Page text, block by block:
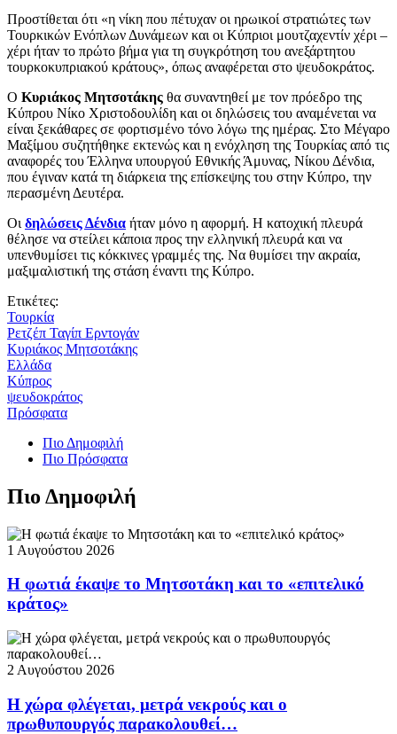
Προστίθεται ότι «η νίκη που πέτυχαν οι ηρωικοί στρατιώτες των
Τουρκικών Ενόπλων Δυνάμεων και οι Κύπριοι μουτζαχεντίν χέρι –
χέρι ήταν το πρώτο βήμα για τη συγκρότηση του ανεξάρτητου
τουρκοκυπριακού κράτους», όπως αναφέρεται στο ψευδοκράτος.
Ο Κυριάκος Μητσοτάκης θα συναντηθεί με τον πρόεδρο της
Κύπρου Νίκο Χριστοδουλίδη και οι δηλώσεις του αναμένεται να
είναι ξεκάθαρες σε φορτισμένο τόνο λόγω της ημέρας. Στο Μέγαρο
Μαξίμου συζητήθηκε εκτενώς και η ενόχληση της Τουρκίας από τις
αναφορές του Έλληνα υπουργού Εθνικής Άμυνας, Νίκου Δένδια,
που έγιναν κατά τη διάρκεια της επίσκεψης του στην Κύπρο, την
περασμένη Δευτέρα.
Οι δηλώσεις Δένδια ήταν μόνο η αφορμή. Η κατοχική πλευρά
θέλησε να στείλει κάποια προς την ελληνική πλευρά και να
υπενθυμίσει τις κόκκινες γραμμές της. Να θυμίσει την ακραία,
μαξιμαλιστική της στάση έναντι της Κύπρο.
Ετικέτες:
Τουρκία
Ρετζέπ Ταγίπ Ερντογάν
Κυριάκος Μητσοτάκης
Ελλάδα
Κύπρος
ψευδοκράτος
Πρόσφατα
Πιο Δημοφιλή
Πιο Πρόσφατα
Πιο Δημοφιλή
1 Αυγούστου 2026
Η φωτιά έκαψε το Μητσοτάκη και το «επιτελικό
κράτος»
2 Αυγούστου 2026
Η χώρα φλέγεται, μετρά νεκρούς και ο
πρωθυπουργός παρακολουθεί…